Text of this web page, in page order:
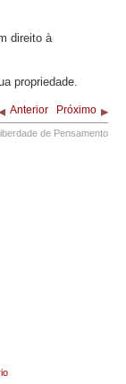
direito à
propriedade.
Anterior Próximo
de Pensamento